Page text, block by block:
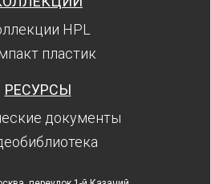
HPL
пластик
РЕСУРСЫ
документы